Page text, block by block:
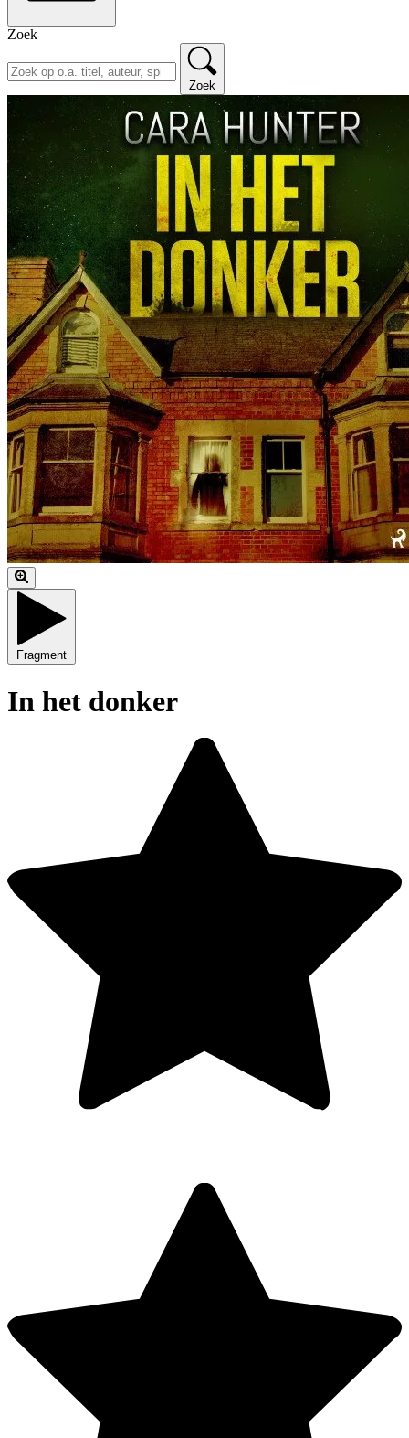
Zoek
Zoek
Fragment
In het donker